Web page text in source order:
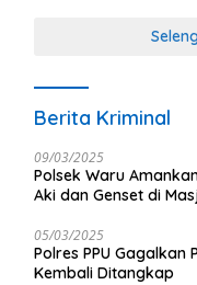
Berita Kriminal
09/03/2025
Polsek Waru
Aki dan Genset di
05/03/2025
Polres PPU Gagalkan
Kembali Ditangkap